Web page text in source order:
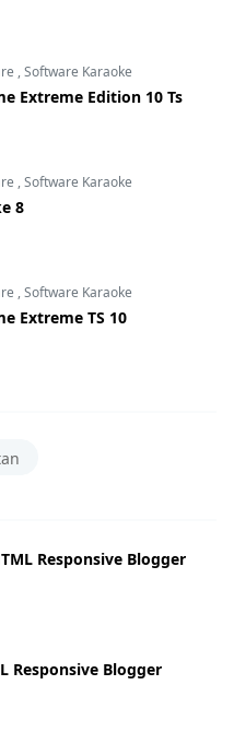
,Software Karaoke
Extreme Edition 10 Ts
,Software Karaoke
8
,Software Karaoke
Extreme TS 10
Responsive Blogger
Responsive Blogger